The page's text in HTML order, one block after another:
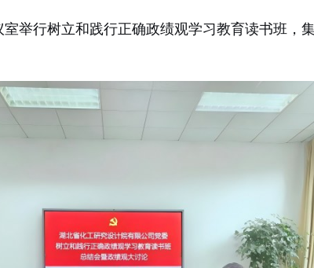
行树立和践行正确政绩观学习教育读书班，